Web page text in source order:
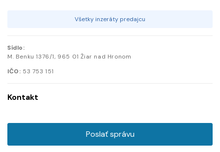
Všetky inzeráty predajcu
Sídlo:
M. Benku 1376/1, 965 01 Žiar nad Hronom
IČO: 53 753 151
Kontakt
Poslať správu